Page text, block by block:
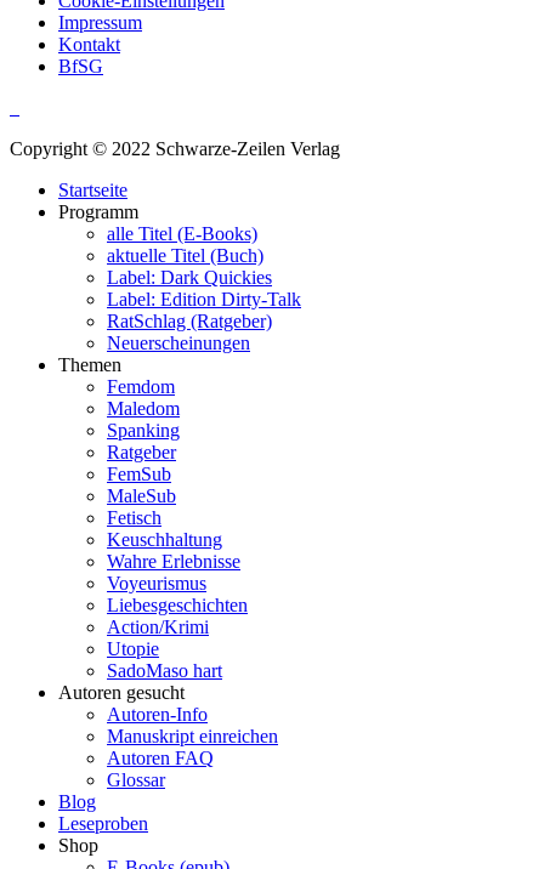
Impressum
Kontakt
BfSG
Copyright © 2022 Schwarze-Zeilen Verlag
Startseite
Programm
alle Titel (E-Books)
aktuelle Titel (Buch)
Label: Dark Quickies
Label: Edition Dirty-Talk
RatSchlag (Ratgeber)
Neuerscheinungen
Themen
Femdom
Maledom
Spanking
Ratgeber
FemSub
MaleSub
Fetisch
Keuschhaltung
Wahre Erlebnisse
Voyeurismus
Liebesgeschichten
Action/Krimi
Utopie
SadoMaso hart
Autoren gesucht
Autoren-Info
Manuskript einreichen
Autoren FAQ
Glossar
Blog
Leseproben
Shop